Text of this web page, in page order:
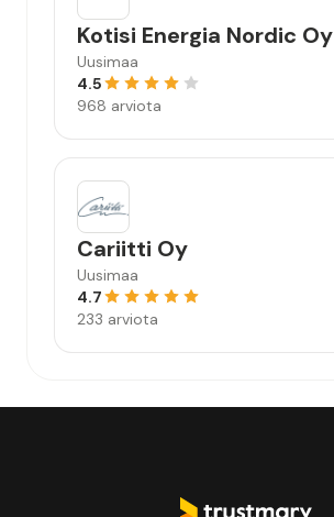
Kotisi Energia Nordic Oy
Uusimaa
4.5
968 arviota
Cariitti Oy
Uusimaa
4.7
233 arviota